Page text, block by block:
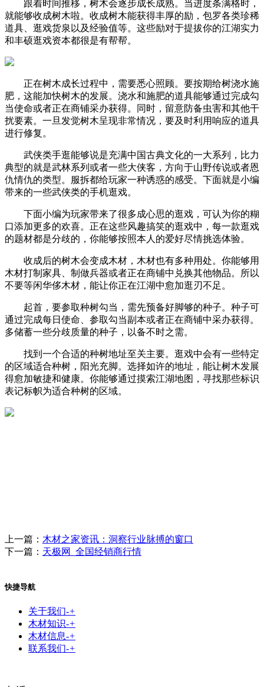
跟着时间推移，树木会逐步成长成熟。当进度条满格时，
就能够收成树木啦。收成树木能获得丰厚的励，包罗各类珍稀
道具、逛戏货泉以及经验值等。这些励对于提拔你的江湖实力
和丰硕逛戏资本都很是有帮帮。
正在树木成长过程中，需要悉心照顾。要按期给树浇水施
肥，这能加快树木的发展。浇水和施肥的道具能够通过完成勾
当使命或者正在商铺采办获得。同时，留意防备虫害和其他干
扰要素。一旦发觉树木呈现非常情况，要及时利用响应的道具
进行修复。
武侠类手逛能够说是充满中国古典文化的一大系列，比力
典型的就是武林系列或者一些大侠客，方向于山野传说或者恩
仇情仇的类型。服拆都给玩家一种诱惑的感受。下面就是小编
带来的一些武侠类的手机逛戏。
下面小编为玩家带来了很多成心思的逛戏，可认为你的糊
口添加更多的欢喜。正在这些风趣搞笑的逛戏中，每一款逛戏
的题材都是分歧的，你能够按照本人的爱好尽情挑选体验。
收成后的树木会变成木材，木材也有多种用处。你能够用
木材打制家具、制做兵器或者正在商铺中兑换其他物品。所以
不要等闲华侈木材，能让你正在江湖中愈加逛刃不足。
起首，要参取种树勾当，需先预备好脚够的种子。种子可
通过完成每日使命、参取勾当副本或者正在商铺中采办获得。
多储蓄一些分歧质量的种子，以备不时之需。
找到一个合适的种树地址至关主要。逛戏中会有一些特定
的区域适合种树，阳光充脚。选择如许的地址，能让树木发展
得愈加敏捷和健康。你能够通过摸索江湖地图，寻找那些标识
表记标帜为适合种树的区域。
上一篇： 木材之家资讯：洞察行业脉搏的窗口
下一篇： 天极网_全国经销商行情
快捷导航
关于我们-+
木材知识-+
木材信息-+
联系我们-+